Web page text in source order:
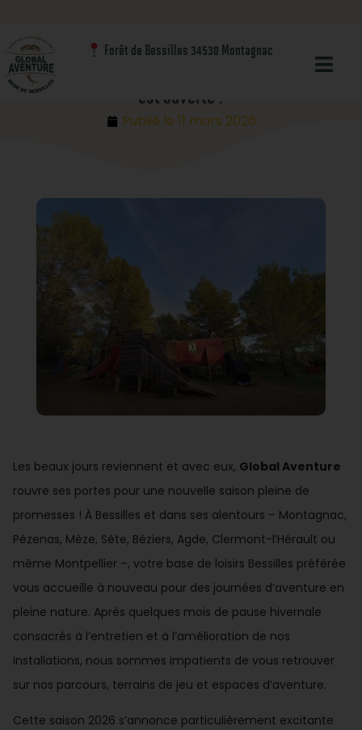
Forêt de Bessilles 34530 Montagnac
BlogNos activités
Reprise des activités à Bessilles : la saison 2026
est ouverte !
Publié le 11 mars 2026
Les beaux jours reviennent et avec eux, Global Aventure
rouvre ses portes pour une nouvelle saison pleine de
promesses ! À Bessilles et dans ses alentours – Montagnac,
Pézenas, Mèze, Sète, Béziers, Agde, Clermont-l’Hérault ou
même Montpellier –, votre base de loisirs Bessilles préférée
vous accueille à nouveau pour des journées d’aventure en
pleine nature. Après quelques mois de pause hivernale
consacrés à l’entretien et à l’amélioration de nos
installations, nous sommes impatients de vous retrouver
sur nos parcours, terrains de jeu et espaces d’aventure.
Cette saison 2026 s’annonce particulièrement excitante